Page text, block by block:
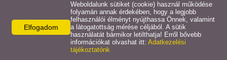
Elfogadom
Weboldalunk sütiket (cookie) használ működése
folyamán annak érdekében, hogy a legjobb
felhasználói élményt nyújthassa Önnek, valamint
a látogatottság mérése céljából. A sütik
használatát bármikor letilthatja! Erről bővebb
információkat olvashat itt: Adatkezelési
tájékoztatónk